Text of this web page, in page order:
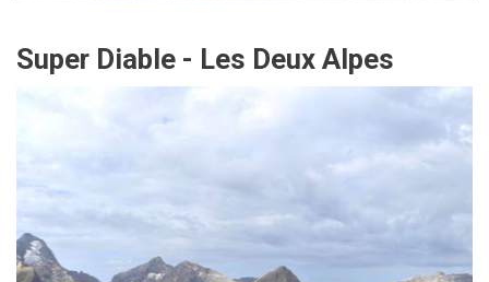
Super Diable - Les Deux Alpes